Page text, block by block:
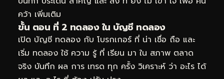
คว้า เพิ่มเติม
ขั้น ตอน ที่ 2 ทดลอง ใน บัญชี ทดลอง
เปิด บัญชี ทดลอง กับ โบรกเกอร์ ที่ น่า เชื่อ ถือ และ
เริ่ม ทดลอง ใช้ ความ รู้ ที่ เรียน มา ใน สภาพ ตลาด
จริง บันทึก ผล การ เทรด ทุก ครั้ง วิเคราะห์ ว่า อะไร ได้